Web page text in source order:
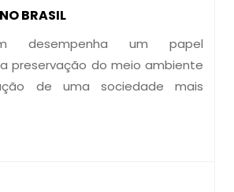
BRASIL
desempenha um papel
preservação do meio ambiente
de uma sociedade mais